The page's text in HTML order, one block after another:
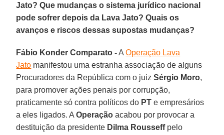
Jato? Que mudanças o sistema jurídico nacional
pode sofrer depois da Lava Jato? Quais os
avanços e riscos dessas supostas mudanças?
Fábio Konder Comparato -AOperação Lava
Jato manifestou uma estranha associação de alguns
Procuradores da República com o juizSérgio Moro,
para promover ações penais por corrupção,
praticamente só contra políticos do PT e empresários
a eles ligados. AOperação acabou por provocar a
destituição da presidente Dilma Rousseffpelo